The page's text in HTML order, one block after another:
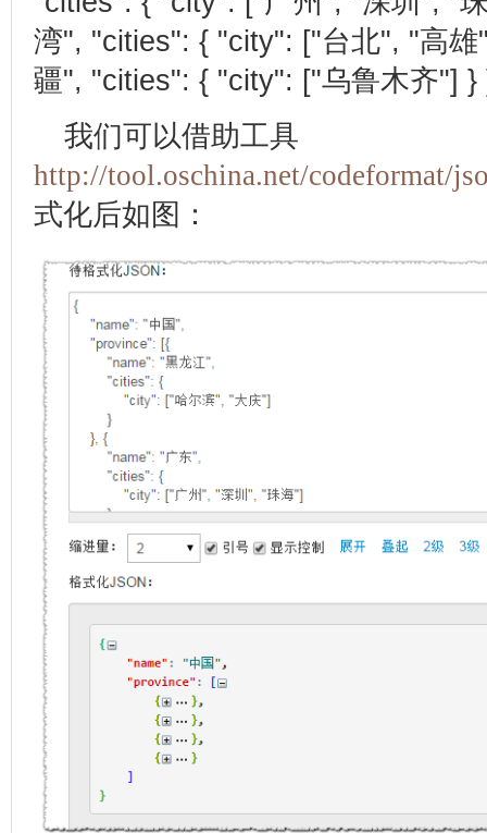
湾", "cities": { "city": ["台北", "高雄
疆", "cities": { "city": ["乌鲁木齐"] }
我们可以借助工具
http://tool.oschina.net/codeformat/
式化后如图：